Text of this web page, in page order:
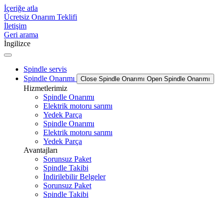
İçeriğe atla
Ücretsiz Onarım Teklifi
İletişim
Geri arama
İngilizce
Spindle servis
Spindle Onarımı
Close Spindle Onarımı Open Spindle Onarımı
Hizmetlerimiz
Spindle Onarımı
Elektrik motoru sarımı
Yedek Parça
Spindle Onarımı
Elektrik motoru sarımı
Yedek Parça
Avantajları
Sorunsuz Paket
Spindle Takibi
İndirilebilir Belgeler
Sorunsuz Paket
Spindle Takibi